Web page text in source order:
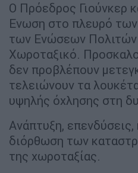
Ο Πρόεδρος Γιούνκερ
Ενωση στο πλευρό των
των Ενώσεων Πολιτών
Χωροταξικό.
δεν προβλέπουν
τελειώνουν τα
υψηλής όχλησης στη
Ανάπτυξη,
διόρθωση των
της χωροταξίας.